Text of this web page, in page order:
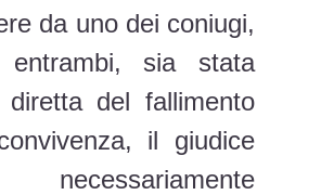
da uno dei coniugi,
sia stata
diretta del fallimento
il giudice
necessariamente